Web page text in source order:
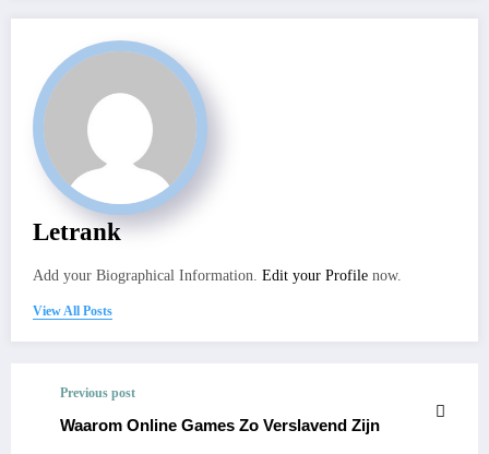
Letrank
Add your Biographical Information. Edit your Profile now.
View All Posts
Previous post
Waarom Online Games Zo Verslavend Zijn